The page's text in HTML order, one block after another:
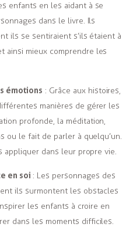
enfants en les aidant à se
dans le livre. Ils
ils se sentiraient s’ils étaient à
ainsi mieux comprendre les
émotions : Grâce aux histoires,
manières de gérer les
profonde, la méditation,
ou le fait de parler à quelqu’un.
appliquer dans leur propre vie.
en soi : Les personnages des
ils surmontent les obstacles
les enfants à croire en
dans les moments difficiles.